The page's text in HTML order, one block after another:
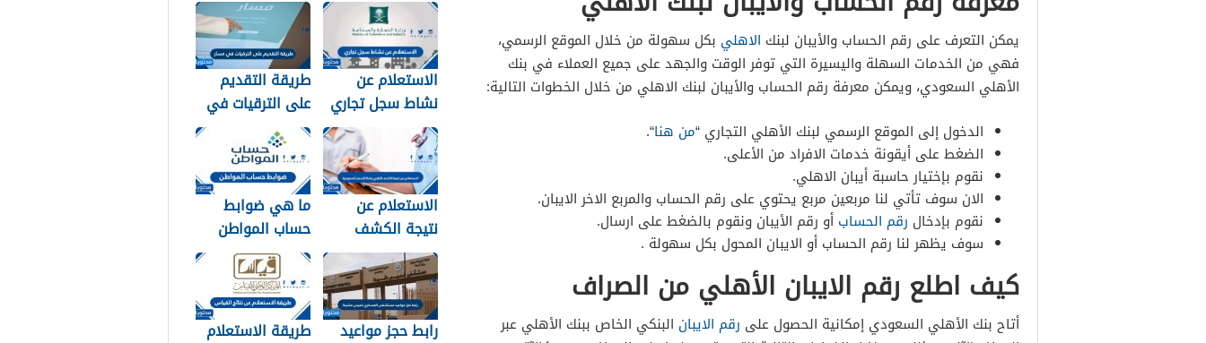
يمكن التعرف على رقم الحساب والأيبان لبنك الاهلي بكل سهولة من خلال الموقع الرسمي،
فهي من الخدمات السهلة واليسيرة التي توفر الوقت والجهد على جميع العملاء في بنك
الأهلي السعودي، ويمكن معرفة رقم الحساب والأيبان لبنك الاهلي من خلال الخطوات التالية:
الدخول إلى الموقع الرسمي لبنك الأهلي التجاري “من هنا“.
الضغط على أيقونة خدمات الافراد من الأعلى.
نقوم بإختيار حاسبة أيبان الاهلي.
الان سوف تأتي لنا مربعين مربع يحتوي على رقم الحساب والمربع الاخر الايبان.
نقوم بإدخال رقم الحساب أو رقم الأيبان ونقوم بالضغط على ارسال.
سوف يظهر لنا رقم الحساب أو الايبان المحول بكل سهولة .
كيف اطلع رقم الايبان الأهلي من الصراف
أتاح بنك الأهلي السعودي إمكانية الحصول على رقم الايبان البنكي الخاص ببنك الأهلي عبر
الاستعلام عن
نشاط سجل تجاري
في السعودية
1448
طريقة التقديم
على الترقيات في
مسار 1448
الاستعلام عن
نتيجة الكشف
الطبي جامكا
للسفر للسعودية
1448
ما هي ضوابط
حساب المواطن
1448
رابط حجز مواعيد
طريقة الاستعلام